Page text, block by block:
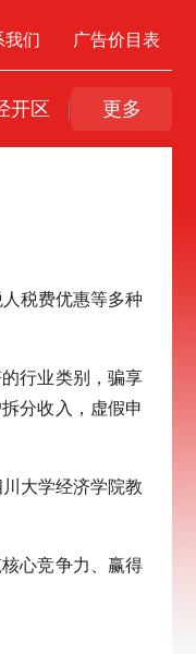
我们 广告价目表
开区 更多
税费优惠等多种
行业类别，骗享
分收入，虚假申
大学经济学院教
心竞争力、赢得